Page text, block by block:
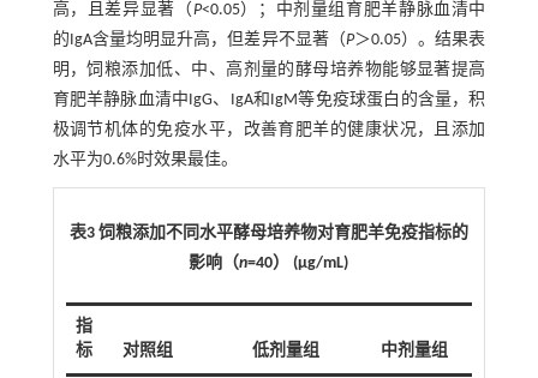
高，且差异显著（P<0.05）；中剂量组育肥羊静脉血清中
的IgA含量均明显升高，但差异不显著（P＞0.05）。结果表
明，饲粮添加低、中、高剂量的酵母培养物能够显著提高
育肥羊静脉血清中IgG、IgA和IgM等免疫球蛋白的含量，积
极调节机体的免疫水平，改善育肥羊的健康状况，且添加
水平为0.6%时效果最佳。
表3 饲粮添加不同水平酵母培养物对育肥羊免疫指标的
影响（n=40） (μg/mL)
指
标
对照组 低剂量组 中剂量组